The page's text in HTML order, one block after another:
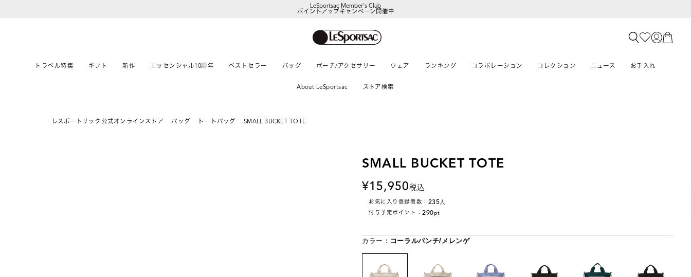
LeSportsac Member's Club
ポイントアップキャンペーン開催中
トラベル特集 ギフト 新作 エッセンシャル10周年 ベストセラー バッグ ポーチ/アクセサリー ウェア ランキング コラボレーション コレクション ニュース お手入れ
About LeSportsac ストア検索
レスポートサック公式オンラインストア バッグ トートバッグ SMALL BUCKET TOTE
SMALL BUCKET TOTE
15,950税込
お気に入り登録者数： 235人
付与予定ポイント：290pt
カラー： コーラルパンチ/メレンゲ